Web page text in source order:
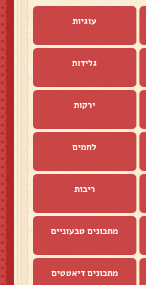
עוגיות
גלידות
ירקות
לחמים
ריבות
מתכונים טבעוניים
מתכונים דיאטטים